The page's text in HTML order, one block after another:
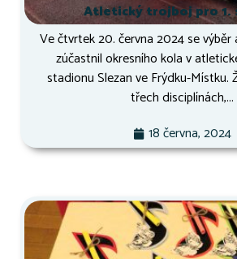
Atletický trojboj pro 1.
Ve čtvrtek 20. června 2024 se výběr
zúčastnil okresního kola v
stadionu Slezan ve Frýdku-Místku.
třech disciplínách,...
18 června, 2024